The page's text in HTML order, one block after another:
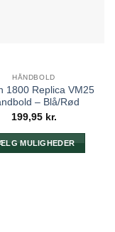
HÅNDBOLD
1800 Replica VM25
– Blå/Rød
199,95 kr.
MULIGHEDER